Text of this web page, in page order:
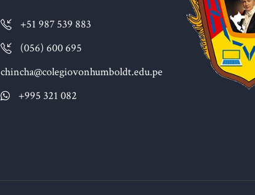
+51 987 539 883
(056) 600 695
chincha@colegiovonhumboldt.edu.pe
+995 321 082